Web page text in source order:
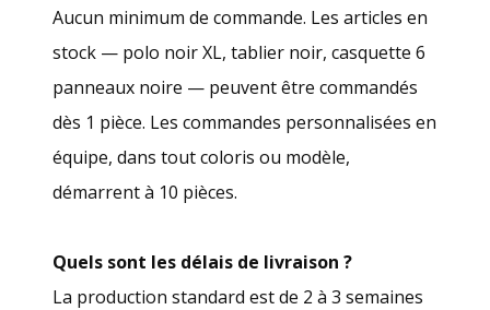
Aucun minimum de commande. Les articles en
stock — polo noir XL, tablier noir, casquette 6
panneaux noire — peuvent être commandés
dès 1 pièce. Les commandes personnalisées en
équipe, dans tout coloris ou modèle,
démarrent à 10 pièces.
Quels sont les délais de livraison ?
La production standard est de 2 à 3 semaines